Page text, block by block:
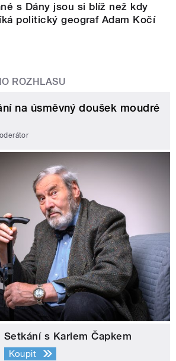
s Dány jsou si blíž než kdy
politický geograf Adam Kočí
ROZHLASU
na úsměvný doušek moudré
Setkání s Karlem Čapkem
Koupit